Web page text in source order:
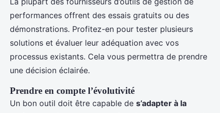
performances offrent des essais gratuits ou des
démonstrations. Profitez-en pour tester plusieurs
solutions et évaluer leur adéquation avec vos
processus existants. Cela vous permettra de prendre
une décision éclairée.
Prendre en compte l’évolutivité
Un bon outil doit être capable de s’adapter à la